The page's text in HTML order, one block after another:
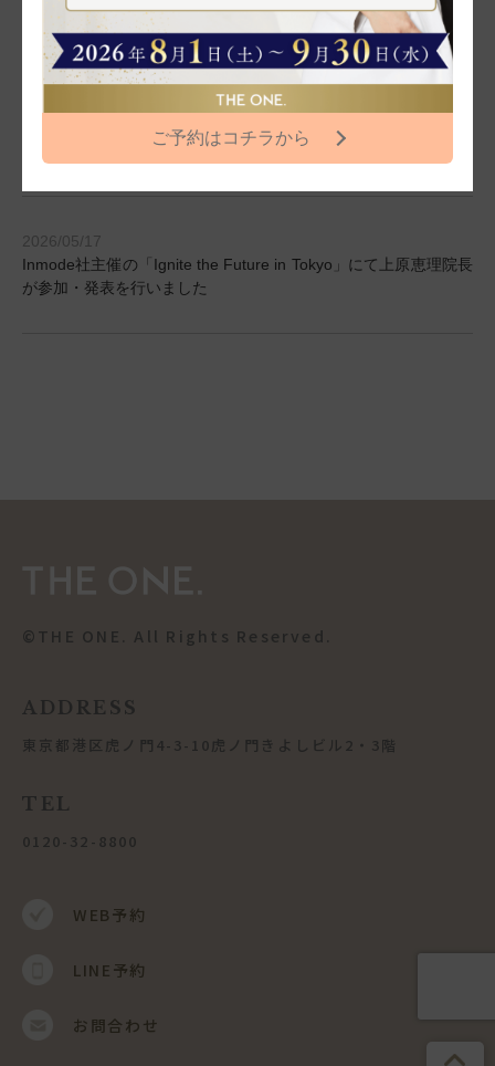
TBSテレビ「THE TIME,」に上原恵理院長が出演しました
第114回日本美容外科学会に上原恵理院長が参加・発表を行いま
2026/05/17
Inmode社主催の「Ignite the Future in Tokyo」にて上原恵理院長
が参加・発表を行いました
ご予約はコチラから
©︎THE ONE. All Rights Reserved.
ADDRESS
東京都港区虎ノ門4-3-10虎ノ門きよしビル2・3階
TEL
0120-32-8800
WEB予約
LINE予約
お問合わせ